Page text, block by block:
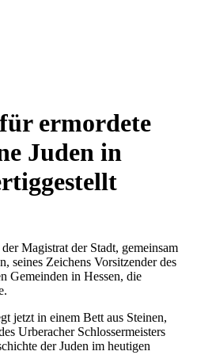
ermordete
Juden in
Magistrat der Stadt, gemeinsam
seines Zeichens Vorsitzender des
Gemeinden in Hessen, die
jetzt in einem Bett aus Steinen,
Urberacher Schlossermeisters
der Juden im heutigen